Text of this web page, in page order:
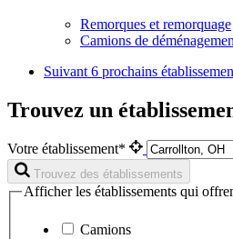
Remorques et remorquage
Camions de
Suivant 6 prochains
Trouvez un
Votre établissement*
Trouvez des établissements
Afficher les établissements qui
Camions